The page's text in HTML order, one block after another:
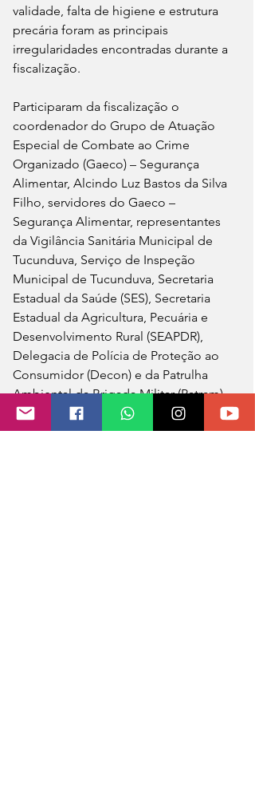
validade, falta de higiene e estrutura
precária foram as principais
irregularidades encontradas durante a
fiscalização.
Participaram da fiscalização o
coordenador do Grupo de Atuação
Especial de Combate ao Crime
Organizado (Gaeco) – Segurança
Alimentar, Alcindo Luz Bastos da Silva
Filho, servidores do Gaeco –
Segurança Alimentar, representantes
da Vigilância Sanitária Municipal de
Tucunduva, Serviço de Inspeção
Municipal de Tucunduva, Secretaria
Estadual da Saúde (SES), Secretaria
Estadual da Agricultura, Pecuária e
Desenvolvimento Rural (SEAPDR),
Delegacia de Polícia de Proteção ao
Consumidor (Decon) e da Patrulha
Ambiental da Brigada Militar (Patram).